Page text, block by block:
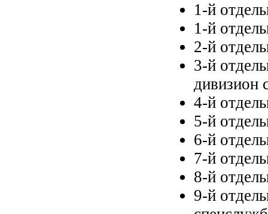
1-й
1-й
2-й
3-й
дивизион
4-й
5-й
6-й
7-й
8-й
9-й